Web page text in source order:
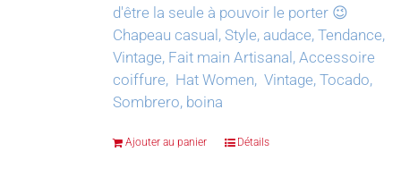
d'être la seule à pouvoir le porter 😉
Chapeau casual, Style, audace, Tendance,
Vintage, Fait main Artisanal, Accessoire
coiffure, Hat Women, Vintage, Tocado,
Sombrero, boina
Ajouter au panier Détails